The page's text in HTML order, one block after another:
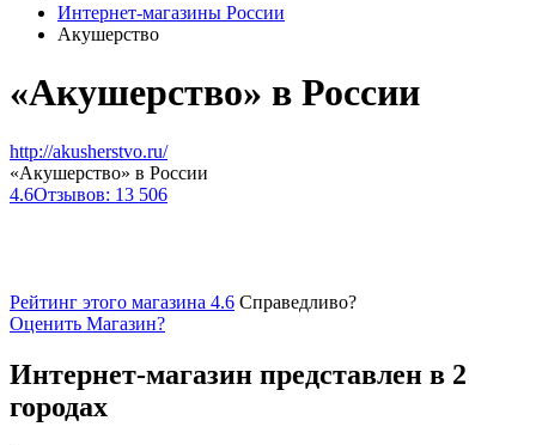
Интернет-магазины России
Акушерство
«Акушерство» в России
http://akusherstvo.ru/
«Акушерство» в России
4.6Отзывов: 13 506
Рейтинг этого магазина 4.6 Справедливо?
Оценить Магазин?
Интернет-магазин представлен в 2
городах